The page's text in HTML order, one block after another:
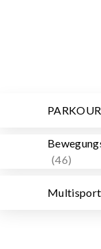
PARKOUR
(46)